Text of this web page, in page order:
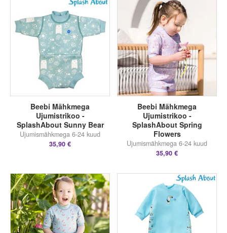
Beebi Mähkmega
Ujumistrikoo -
SplashAbout Sunny Bear
Ujumismähkmega 6-24 kuud
35,90 €
Beebi Mähkmega
Ujumistrikoo -
SplashAbout Spring
Flowers
Ujumismähkmega 6-24 kuud
35,90 €